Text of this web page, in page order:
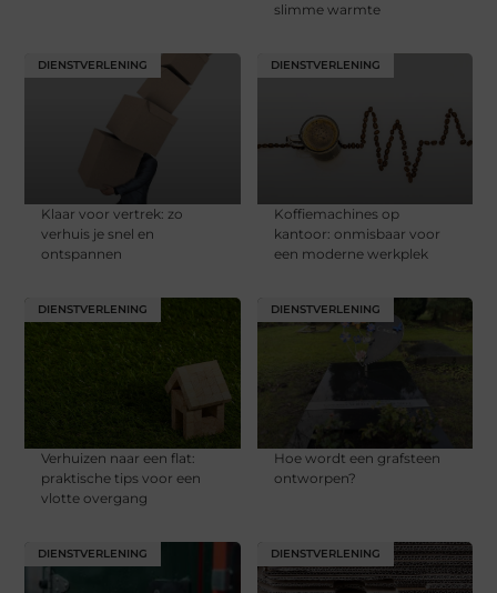
slimme warmte
DIENSTVERLENING
Klaar voor vertrek: zo
verhuis je snel en
ontspannen
DIENSTVERLENING
Koffiemachines op
kantoor: onmisbaar voor
een moderne werkplek
DIENSTVERLENING
Verhuizen naar een flat:
praktische tips voor een
vlotte overgang
DIENSTVERLENING
Hoe wordt een grafsteen
ontworpen?
DIENSTVERLENING DIENSTVERLENING